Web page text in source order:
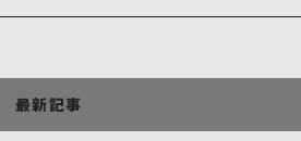
最新記事